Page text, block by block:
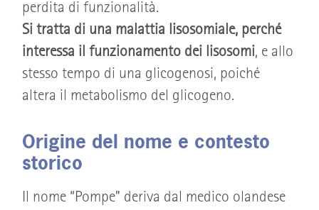
perdita di funzionalità.
Si tratta di una malattia lisosomiale, perché
interessa il funzionamento dei lisosomi, e allo
stesso tempo di una glicogenosi, poiché
altera il metabolismo del glicogeno.
Origine del nome e contesto
storico
Il nome “Pompe” deriva dal medico olandese